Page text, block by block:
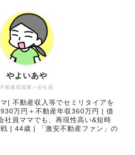
不動産投資家＋会社員
やよいあや
| 不動産収入等でセミリタイアを
万円＋不動産年収360万円 | 借
員ママでも、再現性高い&短時
| 44歳 | 「 激安不動産ファン 」の